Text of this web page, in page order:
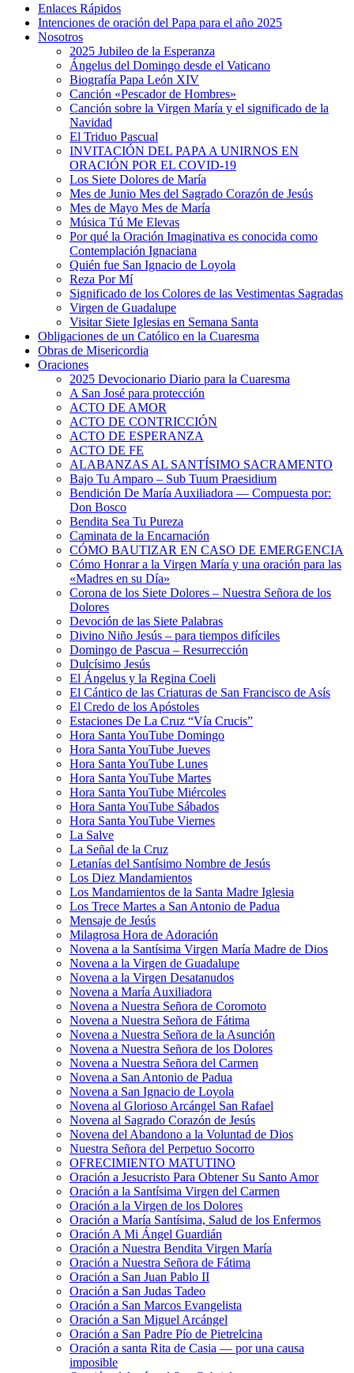
Enlaces Rápidos
Intenciones de oración del Papa para el año 2025
Nosotros
2025 Jubileo de la Esperanza
Ángelus del Domingo desde el Vaticano
Biografía Papa León XIV
Canción «Pescador de Hombres»
Canción sobre la Virgen María y el significado de la
Navidad
El Triduo Pascual
INVITACIÓN DEL PAPA A UNIRNOS EN
ORACIÓN POR EL COVID-19
Los Siete Dolores de María
Mes de Junio Mes del Sagrado Corazón de Jesús
Mes de Mayo Mes de María
Música Tú Me Elevas
Por qué la Oración Imaginativa es conocida como
Contemplación Ignaciana
Quién fue San Ignacio de Loyola
Reza Por Mí
Significado de los Colores de las Vestimentas Sagradas
Virgen de Guadalupe
Visitar Siete Iglesias en Semana Santa
Obligaciones de un Católico en la Cuaresma
Obras de Misericordia
Oraciones
2025 Devocionario Diario para la Cuaresma
A San José para protección
ACTO DE AMOR
ACTO DE CONTRICCIÓN
ACTO DE ESPERANZA
ACTO DE FE
ALABANZAS AL SANTÍSIMO SACRAMENTO
Bajo Tu Amparo – Sub Tuum Praesidium
Bendición De María Auxiliadora — Compuesta por:
Don Bosco
Bendita Sea Tu Pureza
Caminata de la Encarnación
CÓMO BAUTIZAR EN CASO DE EMERGENCIA
Cómo Honrar a la Virgen María y una oración para las
«Madres en su Día»
Corona de los Siete Dolores – Nuestra Señora de los
Dolores
Devoción de las Siete Palabras
Divino Niño Jesús – para tiempos difíciles
Domingo de Pascua – Resurrección
Dulcísimo Jesús
El Ángelus y la Regina Coeli
El Cántico de las Criaturas de San Francisco de Asís
El Credo de los Apóstoles
Estaciones De La Cruz “Vía Crucis”
Hora Santa YouTube Domingo
Hora Santa YouTube Jueves
Hora Santa YouTube Lunes
Hora Santa YouTube Martes
Hora Santa YouTube Miércoles
Hora Santa YouTube Sábados
Hora Santa YouTube Viernes
La Salve
La Señal de la Cruz
Letanías del Santísimo Nombre de Jesús
Los Diez Mandamientos
Los Mandamientos de la Santa Madre Iglesia
Los Trece Martes a San Antonio de Padua
Mensaje de Jesús
Milagrosa Hora de Adoración
Novena a la Santísima Virgen María Madre de Dios
Novena a la Virgen de Guadalupe
Novena a la Virgen Desatanudos
Novena a María Auxiliadora
Novena a Nuestra Señora de Coromoto
Novena a Nuestra Señora de Fátima
Novena a Nuestra Señora de la Asunción
Novena a Nuestra Señora de los Dolores
Novena a Nuestra Señora del Carmen
Novena a San Antonio de Padua
Novena a San Ignacio de Loyola
Novena al Glorioso Arcángel San Rafael
Novena al Sagrado Corazón de Jesús
Novena del Abandono a la Voluntad de Dios
Nuestra Señora del Perpetuo Socorro
OFRECIMIENTO MATUTINO
Oración a Jesucristo Para Obtener Su Santo Amor
Oración a la Santísima Virgen del Carmen
Oración a la Virgen de los Dolores
Oración a María Santísima, Salud de los Enfermos
Oración A Mi Ángel Guardián
Oración a Nuestra Bendita Virgen María
Oración a Nuestra Señora de Fátima
Oración a San Juan Pablo II
Oración a San Judas Tadeo
Oración a San Marcos Evangelista
Oración a San Miguel Arcángel
Oración a San Padre Pío de Pietrelcina
Oración a santa Rita de Casia — por una causa
imposible